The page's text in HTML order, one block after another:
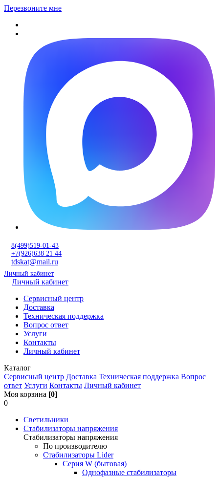
Перезвоните мне
8(499)519-01-43
+7(926)638 21 44
tdskat@mail.ru
Личный кабинет
Личный кабинет
Сервисный центр
Доставка
Техническая поддержка
Вопрос ответ
Услуги
Контакты
Личный кабинет
Каталог
Сервисный центр Доставка Техническая поддержка Вопрос
ответ Услуги Контакты Личный кабинет
Моя корзина [0]
0
Светильники
Стабилизаторы напряжения
Стабилизаторы напряжения
По производителю
Стабилизаторы Lider
Cерия W (бытовая)
Однофазные стабилизаторы